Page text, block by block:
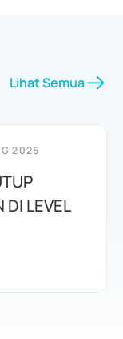
Lihat Semua
2026
DI LEVEL